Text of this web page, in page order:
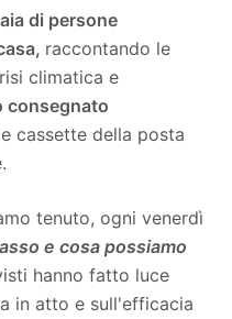
di persone
raccontando le
climatica e
consegnato
cassette della posta
tenuto, ogni venerdì
e cosa possiamo
hanno fatto luce
in atto e sull'efficacia